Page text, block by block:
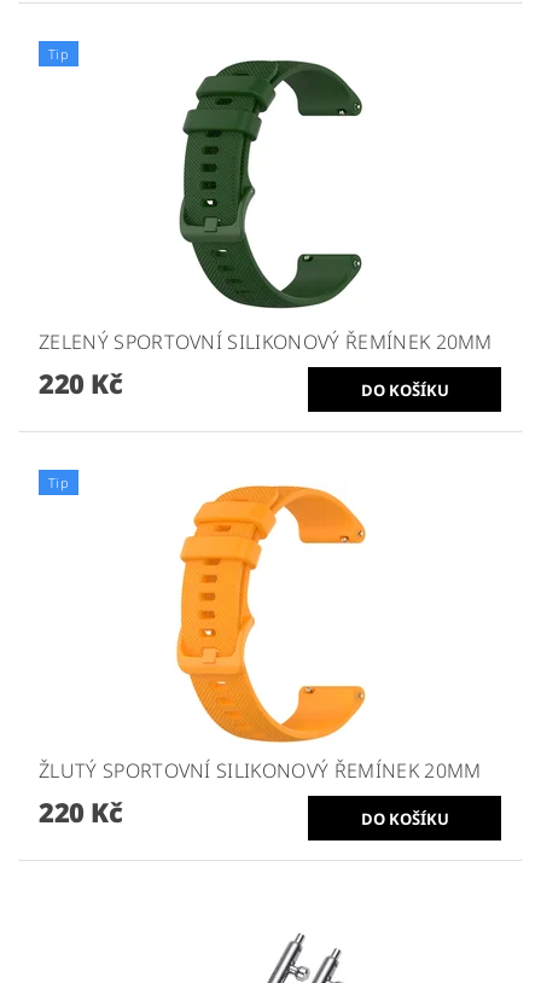
Tip
ZELENÝ SPORTOVNÍ SILIKONOVÝ ŘEMÍNEK 20MM
220 Kč
Tip
ŽLUTÝ SPORTOVNÍ SILIKONOVÝ ŘEMÍNEK 20MM
220 Kč